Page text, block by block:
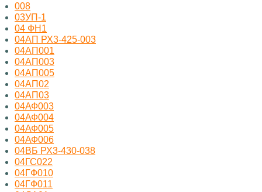
008
03УП-1
04 ФН1
04АП РХ3-425-003
04АП001
04АП003
04АП005
04АП02
04АП03
04АФ003
04АФ004
04АФ005
04АФ006
04ВБ РХ3-430-038
04ГС022
04ГФ010
04ГФ011